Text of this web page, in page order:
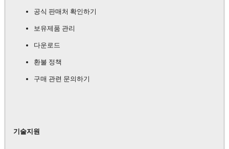
공식 판매처 확인하기
보유제품 관리
다운로드
환불 정책
구매 관련 문의하기
기술지원